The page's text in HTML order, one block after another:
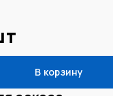
В корзину